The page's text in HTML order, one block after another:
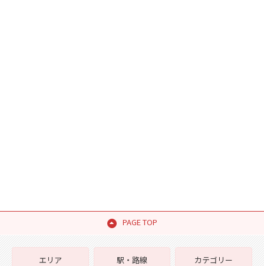
PAGE TOP
エリア
駅・路線
カテゴリー